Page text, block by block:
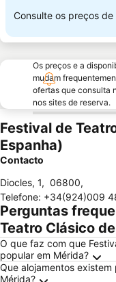
Consulte os preços de
Os preços e a
mudam
ofertas que consulta
nos sites de reserva.
Festival de
Espanha)
Contacto
Diocles, 1, 06800,
Telefone: +34(924)009
Perguntas
Teatro Clásico
O que faz com que
popular em Mérida?
Que alojamentos
Mérida?